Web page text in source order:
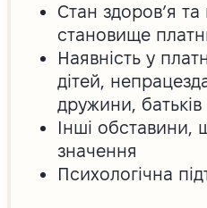
Стан здоров’я та
становище
Наявність у
дітей,
дружини, батьків
Інші обставини,
значення
Психологічна